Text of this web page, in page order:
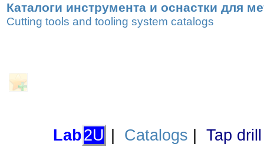
Каталоги инструмента и оснастки для
Cutting tools and tooling system catalogs
Lab2U Catalogs Tap